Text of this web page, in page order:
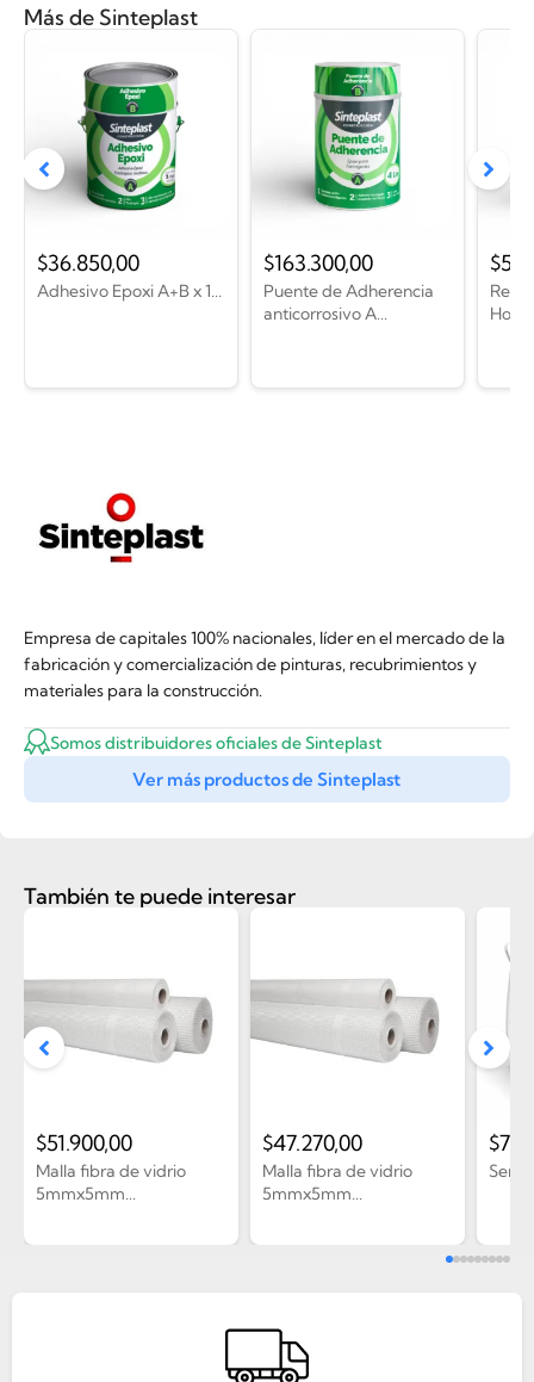
Más de Sinteplast
Empresa de capitales 100% nacionales, líder en el mercado de la
fabricación y comercialización de pinturas, recubrimientos y
materiales para la construcción.
Somos distribuidores oficiales de Sinteplast
Ver más productos de Sinteplast
Adhesivo Epoxi A+B x 1...
$36.850,00
Puente de Adherencia
anticorrosivo A...
$163.300,00 $
También te puede interesar
Malla fibra de vidrio
5mmx5mm...
$51.900,00
Malla fibra de vidrio
5mmx5mm...
$47.270,00
Seña
$